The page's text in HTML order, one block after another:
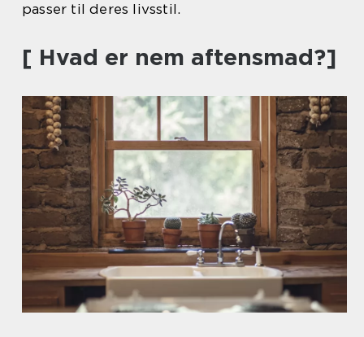
passer til deres livsstil.
[ Hvad er nem aftensmad?]